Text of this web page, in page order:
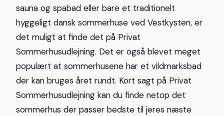
sauna og spabad eller bare et traditionelt
hyggeligt dansk sommerhuse ved Vestkysten, er
det muligt at finde det på Privat
Sommerhusudlejning. Det er også blevet meget
populært at sommerhusene har et vildmarksbad
der kan bruges året rundt. Kort sagt på Privat
Sommerhusudlejning kan du finde netop det
sommerhus der passer bedste til jeres næste